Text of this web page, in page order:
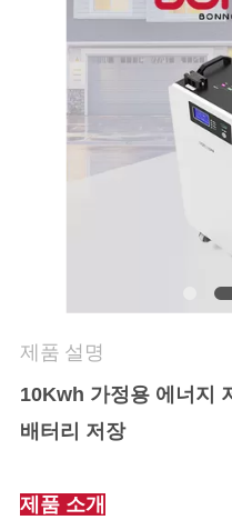
이
트
맵
제품 설명
10Kwh 가정용 에너지
배터리 저장
제품 소개